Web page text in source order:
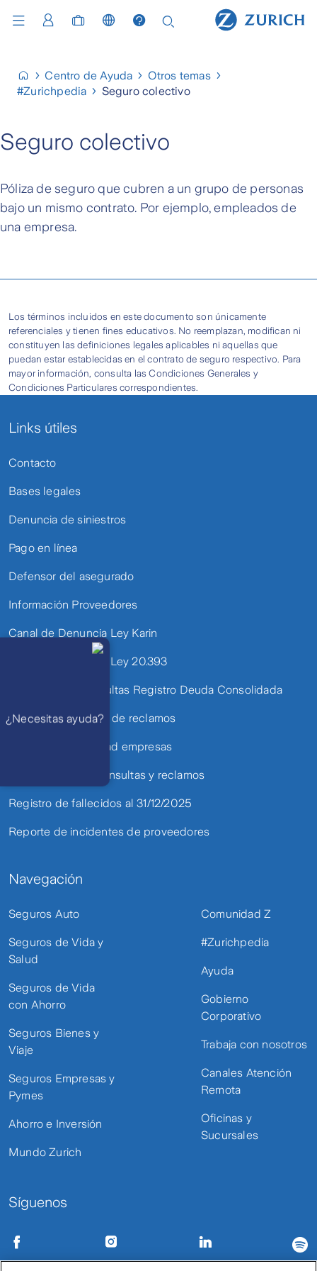
Centro de Ayuda
Otros temas
#Zurichpedia
Seguro colectivo
Seguro colectivo
Póliza de seguro que cubren a un grupo de personas
bajo un mismo contrato. Por ejemplo, empleados de
una empresa.
Los términos incluidos en este documento son únicamente
referenciales y tienen fines educativos. No reemplazan, modifican ni
constituyen las definiciones legales aplicables ni aquellas que
puedan estar establecidas en el contrato de seguro respectivo. Para
mayor información, consulta las Condiciones Generales y
Condiciones Particulares correspondientes.
Links útiles
Contacto
Bases legales
Denuncia de siniestros
Pago en línea
Defensor del asegurado
Información Proveedores
Canal de Denuncia Ley Karin
Canal de Denuncia Ley 20.393
Solicitudes y Consultas Registro Deuda Consolidada
Política de atención de reclamos
Política de privacidad empresas
Presentación de consultas y reclamos
Registro de fallecidos al 31/12/2025
Reporte de incidentes de proveedores
Navegación
Seguros Auto
Seguros de Vida y
Salud
Seguros de Vida
con Ahorro
Seguros Bienes y
Viaje
Seguros Empresas y
Pymes
Ahorro e Inversión
Mundo Zurich
Comunidad Z
#Zurichpedia
Ayuda
Gobierno
Corporativo
Trabaja con nosotros
Canales Atención
Remota
Oficinas y
Sucursales
Síguenos
¿Necesitas ayuda?
WhatsApp
Atención 24